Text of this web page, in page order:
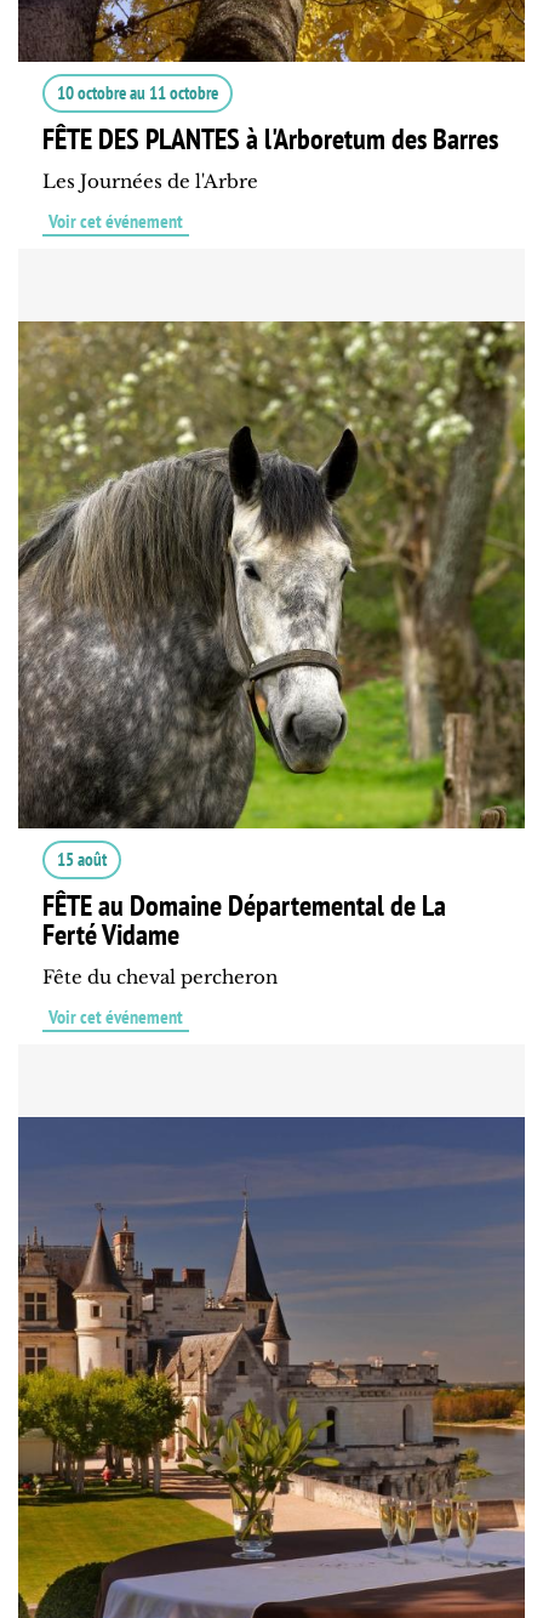
10 octobreau 11 octobre
FÊTE DES PLANTES à l'Arboretum des Barres
Les Journées de l'Arbre
Voir cet événement
15 août
FÊTE au Domaine Départemental de La
Ferté Vidame
Fête du cheval percheron
Voir cet événement